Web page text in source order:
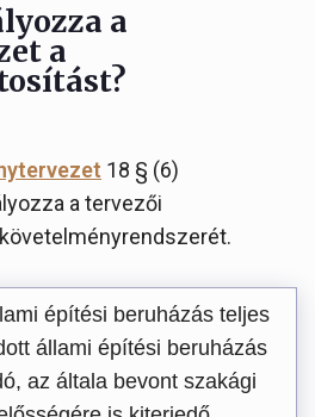
a
a
18 § (6)
a tervezői
építési beruházás teljes
állami építési beruházás
az általa bevont szakági